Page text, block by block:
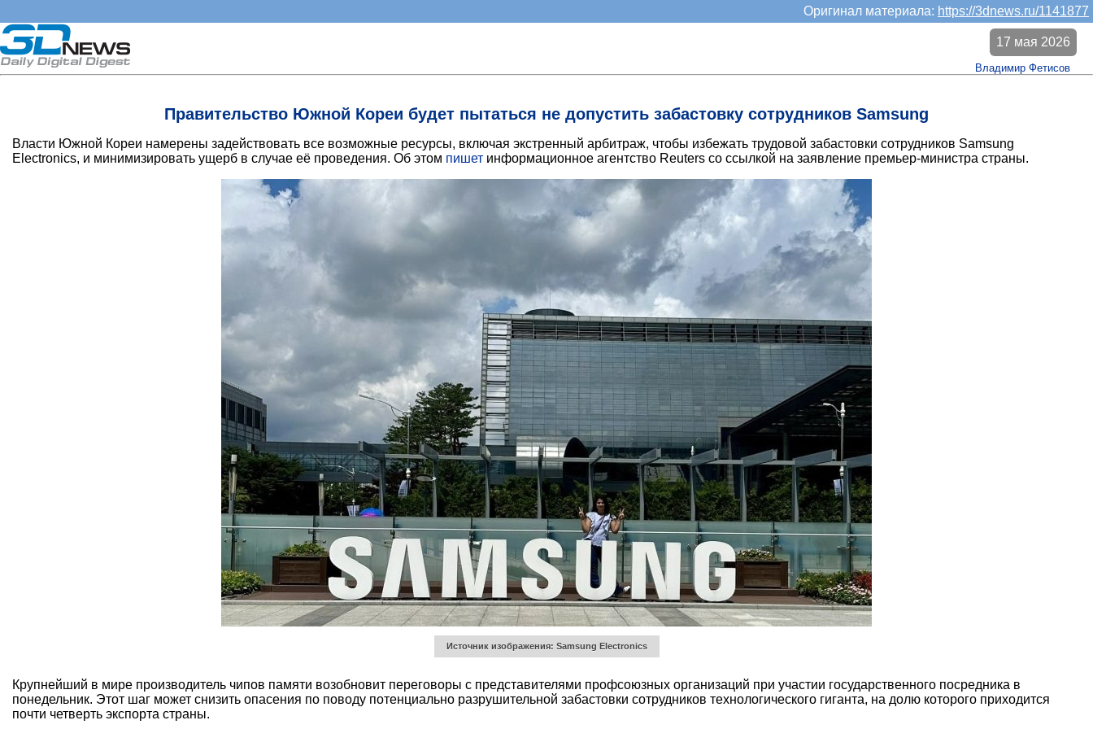
Оригинал материала: https://3dnews.ru/1141877
Правительство Южной Кореи будет пытаться не допустить забастовку сотрудников Samsung
17 мая 2026
Владимир Фетисов
Власти Южной Кореи намерены задействовать все возможные ресурсы, включая экстренный арбитраж, чтобы избежать трудовой забастовки сотрудников Samsung
Electronics, и минимизировать ущерб в случае её проведения. Об этом пишет информационное агентство Reuters со ссылкой на заявление премьер-министра страны.
Источник изображения: Samsung Electronics
Крупнейший в мире производитель чипов памяти возобновит переговоры с представителями профсоюзных организаций при участии государственного посредника в
понедельник. Этот шаг может снизить опасения по поводу потенциально разрушительной забастовки сотрудников технологического гиганта, на долю которого приходится
почти четверть экспорта страны.